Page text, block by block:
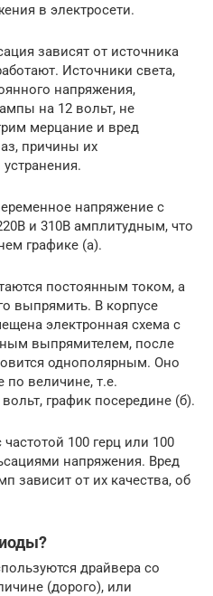
в электросети.
зависят от источника
Источники света,
напряжения,
на 12 вольт, не
мерцание и вред
причины их
напряжение с
и 310В амплитудным, что
графике (а).
постоянным током, а
выпрямить. В корпусе
электронная схема с
выпрямителем, после
однополярным. Оно
по величине, т.е.
график посередине (б).
100 герц или 100
напряжения. Вред
зависит от их качества, об
драйвера со
(дорого), или